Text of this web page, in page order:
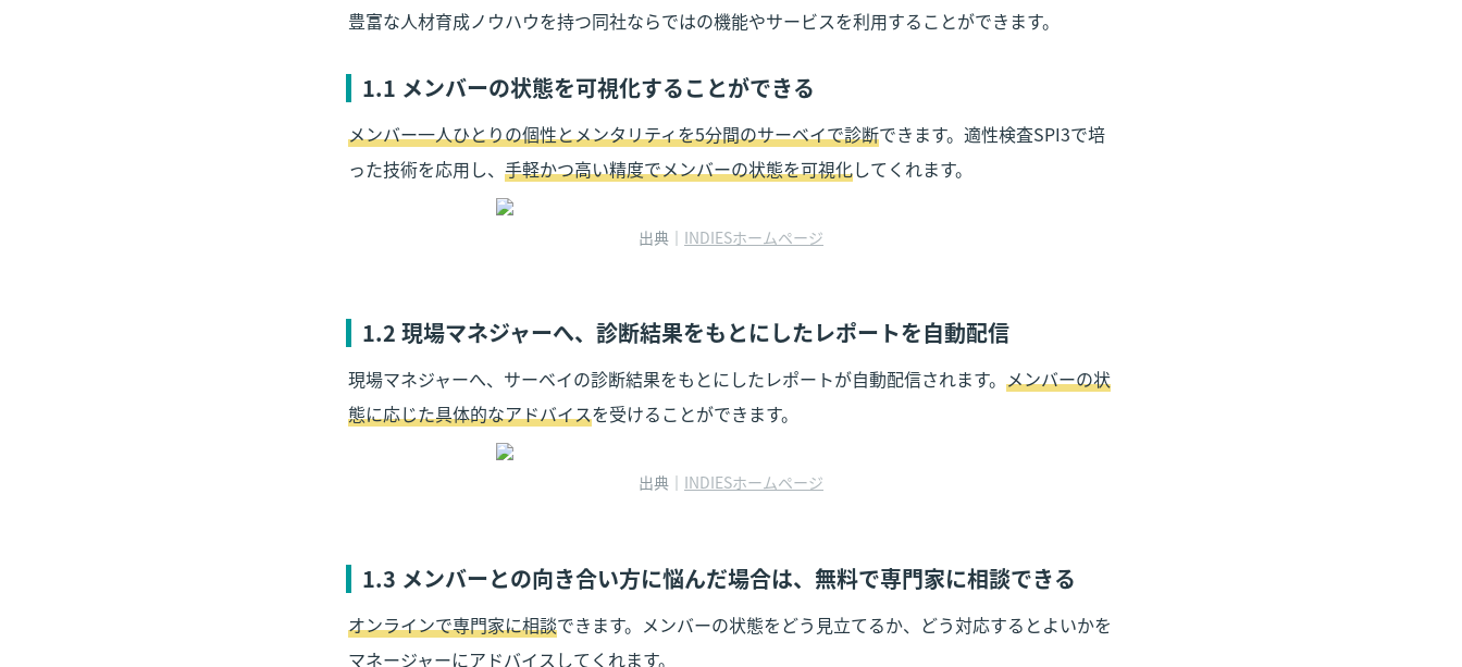
豊富な人材育成ノウハウを持つ同社ならではの機能やサービスを利用することができます。
1.1 メンバーの状態を可視化することができる
メンバー一人ひとりの個性とメンタリティを5分間のサーベイで診断できます。適性検査SPI3で培
った技術を応用し、 手軽かつ高い精度でメンバーの状態を可視化してくれます。
出典｜ INDIESホームページ
1.2 現場マネジャーへ、診断結果をもとにしたレポートを自動配信
現場マネジャーへ、サーベイの診断結果をもとにしたレポートが自動配信されます。 メンバーの状
態に応じた具体的なアドバイスを受けることができます。
出典｜ INDIESホームページ
1.3 メンバーとの向き合い方に悩んだ場合は、無料で専門家に相談できる
オンラインで専門家に相談できます。メンバーの状態をどう見立てるか、どう対応するとよいかを
マネージャーにアドバイスしてくれます。